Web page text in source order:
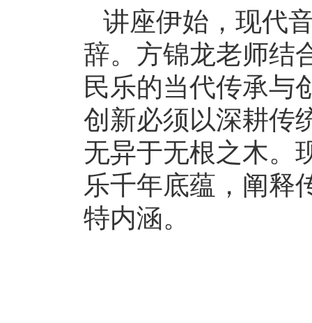
讲座伊始，现代
辞。方锦龙老师结
民乐的当代传承与
创新必须以深耕传
无异于无根之木。
乐千年底蕴，阐释
特内涵。